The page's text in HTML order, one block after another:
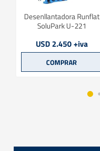
Desenllantadora Runflat
SoluPark U-221
USD 2.450 +iva